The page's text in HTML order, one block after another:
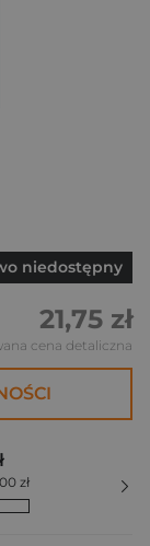
niedostępny
21,75 zł
cena detaliczna
zł